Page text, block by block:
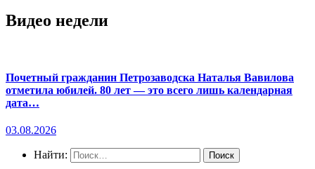
Видео недели
Почетный гражданин Петрозаводска Наталья Вавилова
отметила юбилей. 80 лет — это всего лишь календарная
дата…
03.08.2026
Найти: